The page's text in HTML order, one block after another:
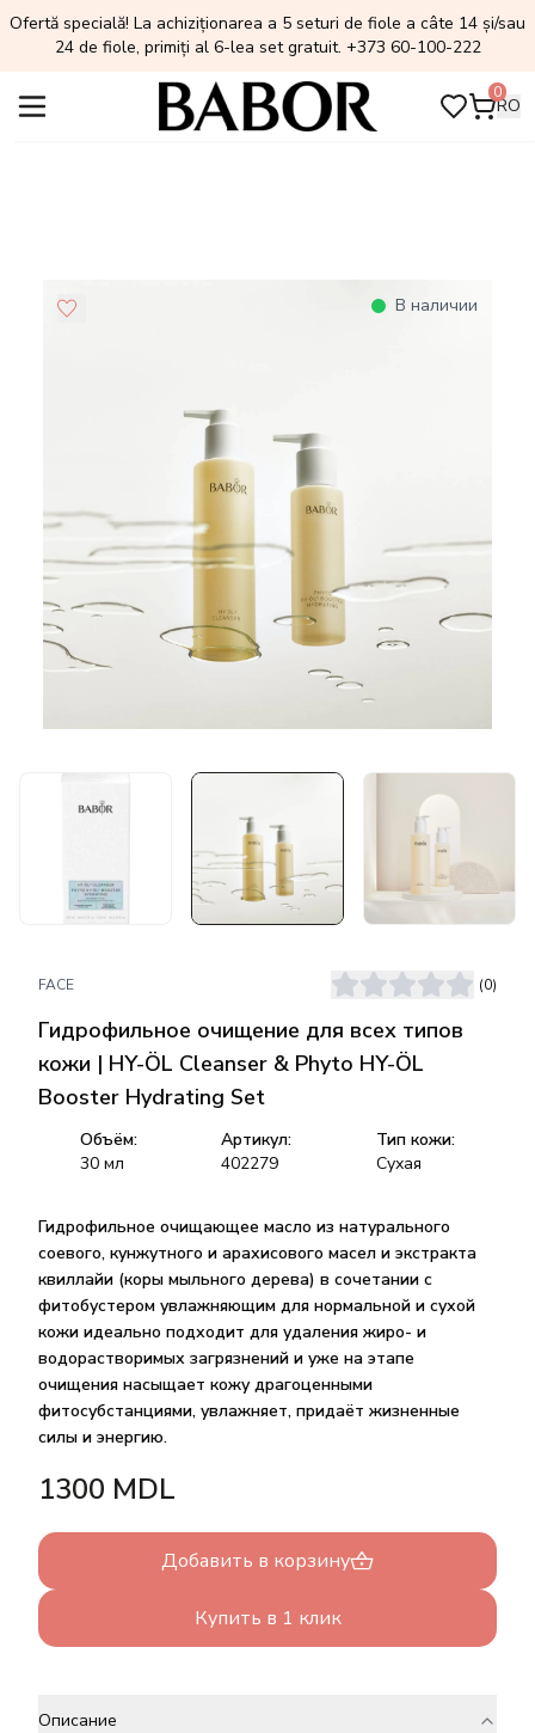
Ofertă specială! La achiziționarea a 5 seturi de fiole a câte 14 și/sau
24 de fiole, primiți al 6-lea set gratuit. +373 60-100-222
0
RO
В наличии
FACE (0)
Гидрофильное очищение для всех типов
кожи | HY-ÖL Cleanser & Phyto HY-ÖL
Booster Hydrating Set
Объём:
30 мл
Артикул:
402279
Тип кожи:
Сухая
Гидрофильное очищающее масло из натурального
соевого, кунжутного и арахисового масел и экстракта
квиллайи (коры мыльного дерева) в сочетании с
фитобустером увлажняющим для нормальной и сухой
кожи идеально подходит для удаления жиро- и
водорастворимых загрязнений и уже на этапе
очищения насыщает кожу драгоценными
фитосубстанциями, увлажняет, придаёт жизненные
силы и энергию.
1300 MDL
Добавить в корзину
Купить в 1 клик
Описание